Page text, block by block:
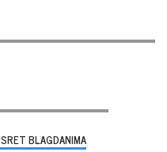
BLAGDANIMA